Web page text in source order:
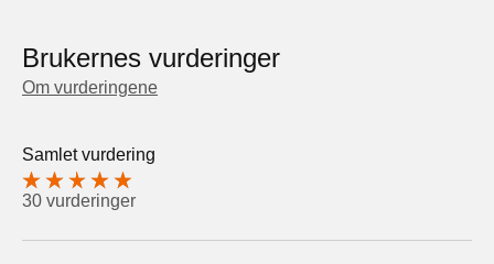
Brukernes vurderinger
Om vurderingene
Samlet vurdering
30 vurderinger